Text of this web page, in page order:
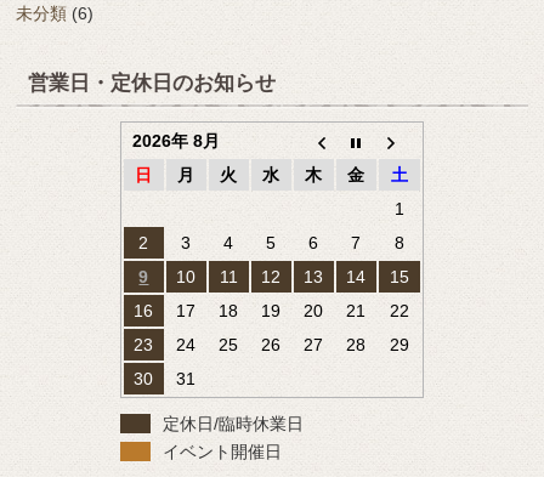
未分類 (6)
営業日・定休日のお知らせ
2026年 8月
日
月 火 水 木 金
土
1
2
3 4 5 6 7
8
9
10 11 12 13 14
15
16
17 18 19 20 21
22
23
24 25 26 27 28
29
30
31
定休日/臨時休業日
イベント開催日